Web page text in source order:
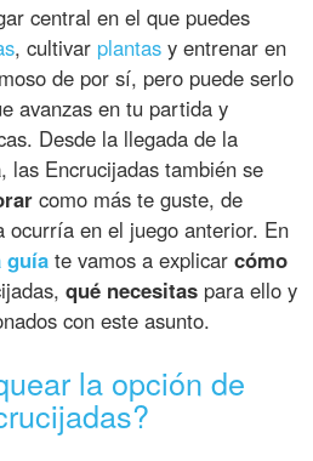
central en el que puedes
, cultivar plantas y entrenar en
de por sí, pero puede serlo
avanzas en tu partida y
Desde la llegada de la
, las Encrucijadas también se
como más te guste, de
ocurría en el juego anterior. En
guía te vamos a explicarcómo
qué necesitas para ello y
con este asunto.
la opción de